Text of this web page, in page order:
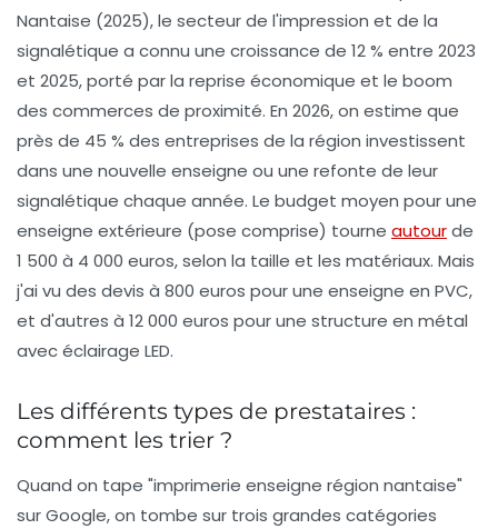
Nantaise (2025), le secteur de l'impression et de la
signalétique a connu une croissance de 12 % entre 2023
et 2025, porté par la reprise économique et le boom
des commerces de proximité. En 2026, on estime que
près de 45 % des entreprises de la région investissent
dans une nouvelle enseigne ou une refonte de leur
signalétique chaque année. Le budget moyen pour une
enseigne extérieure (pose comprise) tourne autourde
1 500 à 4 000 euros, selon la taille et les matériaux. Mais
j'ai vu des devis à 800 euros pour une enseigne en PVC,
et d'autres à 12 000 euros pour une structure en métal
avec éclairage LED.
Les différents types de prestataires :
comment les trier ?
Quand on tape "imprimerie enseigne région nantaise"
sur Google, on tombe sur trois grandes catégories